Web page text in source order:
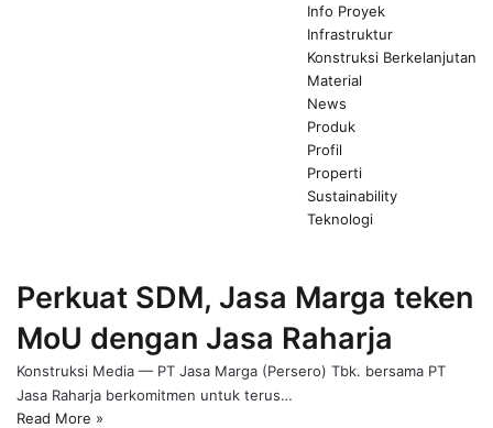
Info Proyek
Infrastruktur
Konstruksi Berkelanjutan
Material
News
Produk
Profil
Properti
Sustainability
Teknologi
page
Perkuat SDM, Jasa Marga teken
MoU dengan Jasa Raharja
Konstruksi Media — PT Jasa Marga (Persero) Tbk. bersama PT
Jasa Raharja berkomitmen untuk terus…
Read More »